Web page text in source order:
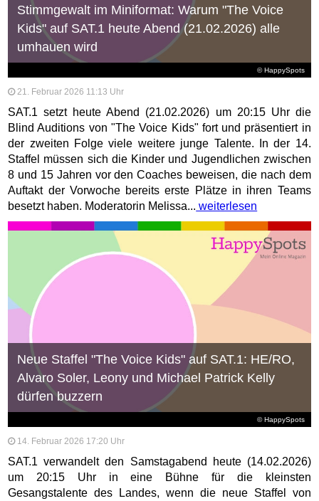
© HappySpots
Stimmgewalt im Miniformat: Warum "The Voice
Kids" auf SAT.1 heute Abend (21.02.2026) alle
umhauen wird
21. Februar 2026 11:13 Uhr
SAT.1 setzt heute Abend (21.02.2026) um 20:15 Uhr die
Blind Auditions von "The Voice Kids" fort und präsentiert in
der zweiten Folge viele weitere junge Talente. In der 14.
Staffel müssen sich die Kinder und Jugendlichen zwischen
8 und 15 Jahren vor den Coaches beweisen, die nach dem
Auftakt der Vorwoche bereits erste Plätze in ihren Teams
besetzt haben. Moderatorin Melissa... weiterlesen
© HappySpots
Neue Staffel "The Voice Kids" auf SAT.1: HE/RO,
Alvaro Soler, Leony und Michael Patrick Kelly
dürfen buzzern
14. Februar 2026 17:20 Uhr
SAT.1 verwandelt den Samstagabend heute (14.02.2026)
um 20:15 Uhr in eine Bühne für die kleinsten
Gesangstalente des Landes, wenn die neue Staffel von